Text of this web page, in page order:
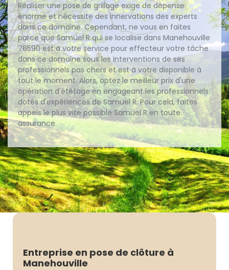
Réaliser une pose de grillage exige de dépense
énorme et nécessite des innervations des experts
dans ce domaine. Cependant, ne vous en faites
parce que Samuel R qui se localise dans Manehouville
76590 est à votre service pour effecteur votre tâche
dans ce domaine sous les interventions de ses
professionnels pas chers et est à votre disponible à
tout le moment. Alors, optez le meilleur prix d'une
opération d'étêtage en engageant les professionnels
dotés d'expériences de Samuel R. Pour cela, faites
appels le plus vite possible Samuel R en toute
assurance.
Entreprise en pose de clôture à
Manehouville